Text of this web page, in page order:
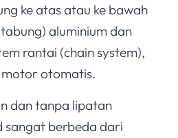
ke atas atau ke bawah
aluminium dan
rantai (chain system),
otomatis.
dan tanpa lipatan
sangat berbeda dari